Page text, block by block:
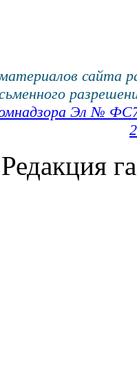
сайта
Эл №